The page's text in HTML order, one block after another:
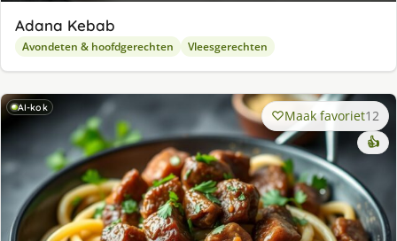
Adana Kebab
Avondeten & hoofdgerechten Vleesgerechten
AI-kok Maak favoriet12
👍